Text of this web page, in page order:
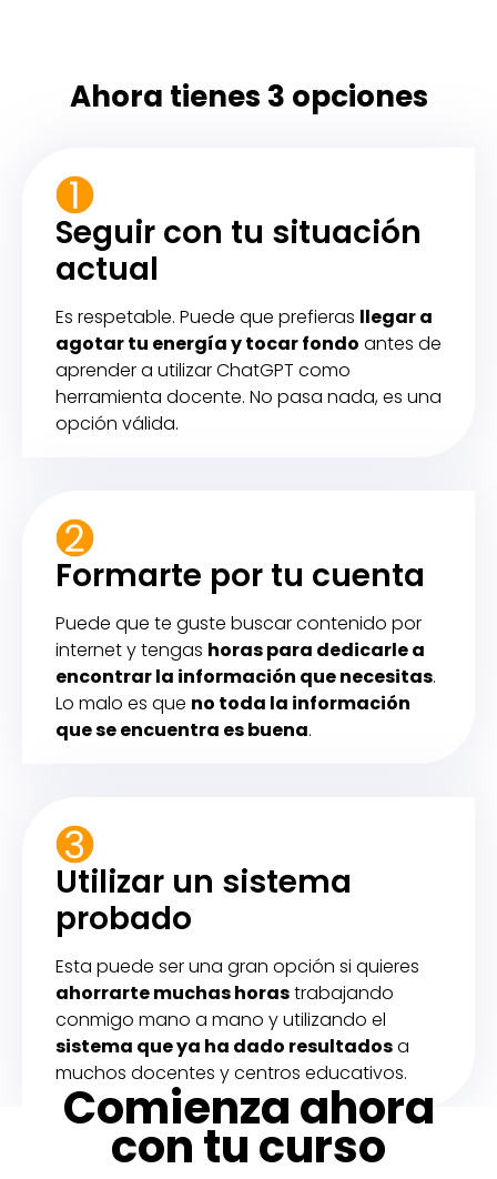
Ahora tienes 3 opciones
Seguir con tu situación
actual
Es respetable. Puede que prefieras llegar a
agotar tu energía y tocar fondo antes de
aprender a utilizar ChatGPT como
herramienta docente. No pasa nada, es una
opción válida.
Formarte por tu cuenta
Puede que te guste buscar contenido por
internet y tengas horas para dedicarle a
encontrar la información que necesitas.
Lo malo es que no toda la información
que se encuentra es buena.
Utilizar un sistema
probado
Esta puede ser una gran opción si quieres
ahorrarte muchas horastrabajando
conmigo mano a mano y utilizando el
sistema que ya ha dado resultadosa
muchos docentes y centros educativos.
Comienza ahora
con tu curso